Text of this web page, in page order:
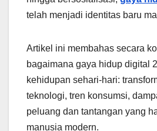
telah menjadi identitas baru
Artikel ini membahas secara
bagaimana gaya hidup digital
kehidupan sehari-hari:
teknologi, tren konsumsi,
peluang dan tantangan yang
manusia modern.